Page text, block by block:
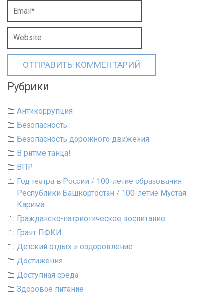
Рубрики
Антикоррупция
Безопасность
Безопасность дорожного движения
В ритме танца!
ВПР
Год театра в России / 100-летие образования
Республики Башкортостан / 100-летие Мустая
Карима
Гражданско-патриотическое воспитание
Грант ПФКИ
Детский отдых и оздоровление
Достижения
Доступная среда
Здоровое питание